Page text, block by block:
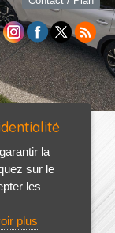
la
sur le
les
plus